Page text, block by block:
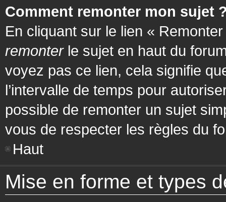
Comment remonter mon sujet
En cliquant sur le lien «
remonterle sujet en haut du
voyez pas ce lien, cela signifie
l’intervalle de temps pour
possible de remonter un sujet
vous de respecter les règles du
Haut
Mise en forme et types